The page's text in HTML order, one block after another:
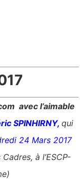
avec l’aimable
SPINHIRNY, qui
24 Mars 2017
à l’ESCP-